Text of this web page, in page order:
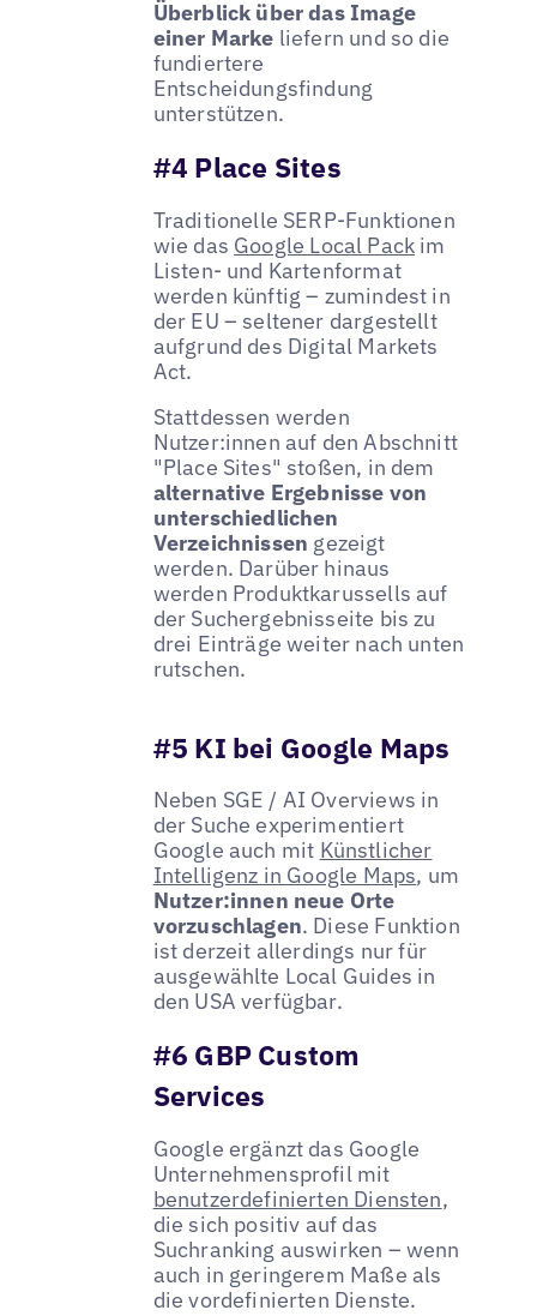
Überblick über das Image
einer Marke liefern und so die
fundiertere
Entscheidungsfindung
unterstützen.
#4 Place Sites
Traditionelle SERP-Funktionen
wie das Google Local Pack im
Listen- und Kartenformat
werden künftig – zumindest in
der EU – seltener dargestellt
aufgrund des Digital Markets
Act.
Stattdessen werden
Nutzer:innen auf den Abschnitt
"Place Sites" stoßen, in dem
alternative Ergebnisse von
unterschiedlichen
Verzeichnissen gezeigt
werden. Darüber hinaus
werden Produktkarussells auf
der Suchergebnisseite bis zu
drei Einträge weiter nach unten
rutschen.
#5 KI bei Google Maps
Neben SGE / AI Overviews in
der Suche experimentiert
Google auch mit Künstlicher
Intelligenz in Google Maps, um
Nutzer:innen neue Orte
vorzuschlagen. Diese Funktion
ist derzeit allerdings nur für
ausgewählte Local Guides in
den USA verfügbar.
#6 GBP Custom
Services
Google ergänzt das Google
Unternehmensprofil mit
benutzerdefinierten Diensten,
die sich positiv auf das
Suchranking auswirken – wenn
auch in geringerem Maße als
die vordefinierten Dienste.